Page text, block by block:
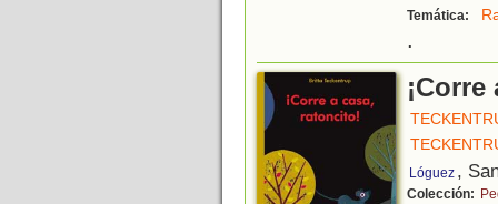
Temática:
.
Lóguez ,
Colección: